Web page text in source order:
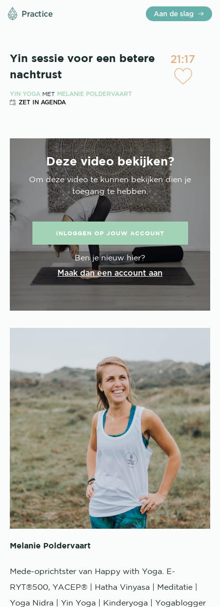
Practice Aan de slag
Yin sessie voor een betere
nachtrust
21:17
YIN YOGAMET MELANIE POLDERVAART
ZET IN AGENDA
Deze video bekijken?
Om dezevideote kunnen bekijken dien je
toegang te hebben.
INLOGGEN OP JOUW ACCOUNT
Ben je nieuw hier?
Maak dan een account aan
Melanie Poldervaart
Mede-oprichtster van Happy with Yoga. E-
RYT®500, YACEP® | Hatha Vinyasa | Meditatie |
Yoga Nidra | Yin Yoga | Kinderyoga | Yogablogger